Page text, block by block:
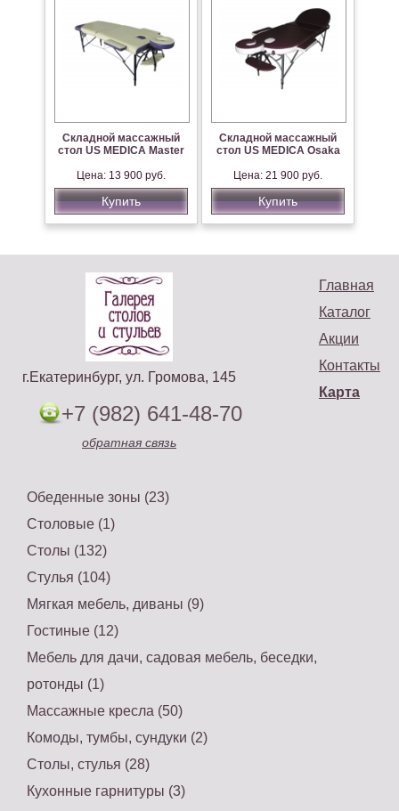
Складной массажный
стол US MEDICA Master
Цена: 13 900 руб.
Купить
Складной массажный
стол US MEDICA Osaka
Цена: 21 900 руб.
Купить
Главная
Каталог
Акции
Контакты
Карта
г.Екатеринбург, ул. Громова, 145
+7 (982) 641-48-70
обратная связь
Обеденные зоны (23)
Столовые (1)
Столы (132)
Стулья (104)
Мягкая мебель, диваны (9)
Гостиные (12)
Мебель для дачи, садовая мебель, беседки,
ротонды (1)
Массажные кресла (50)
Комоды, тумбы, сундуки (2)
Столы, стулья (28)
Кухонные гарнитуры (3)